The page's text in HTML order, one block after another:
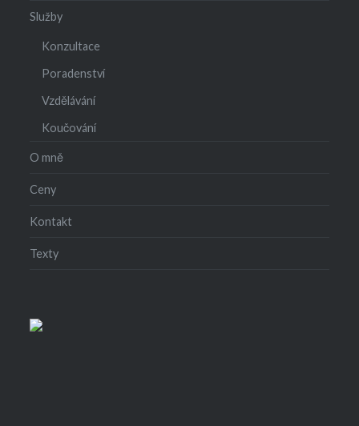
Služby
Konzultace
Poradenství
Vzdělávání
Koučování
O mně
Ceny
Kontakt
Texty